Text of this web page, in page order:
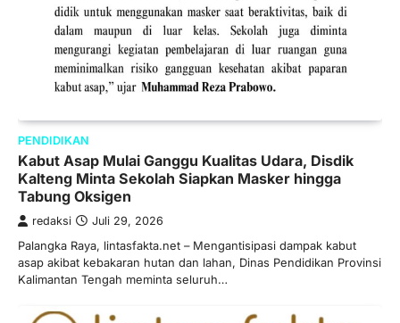
PENDIDIKAN
Kabut Asap Mulai Ganggu Kualitas Udara, Disdik
Kalteng Minta Sekolah Siapkan Masker hingga
Tabung Oksigen
redaksi Juli 29, 2026
Palangka Raya, lintasfakta.net – Mengantisipasi dampak kabut
asap akibat kebakaran hutan dan lahan, Dinas Pendidikan Provinsi
Kalimantan Tengah meminta seluruh…